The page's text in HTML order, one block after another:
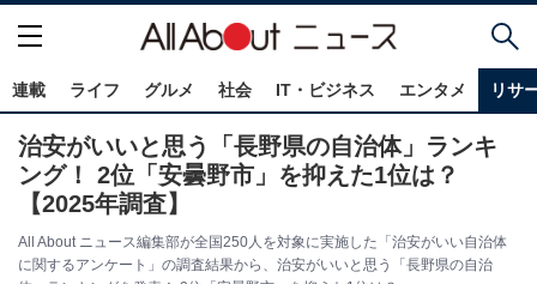
連載 ライフ グルメ 社会 IT・ビジネス エンタメ リサ
治安がいいと思う「長野県の自治体」ランキ
ング！ 2位「安曇野市」を抑えた1位は？
【2025年調査】
All About ニュース編集部が全国250人を対象に実施した「治安がいい自治体
に関するアンケート」の調査結果から、治安がいいと思う「長野県の自治